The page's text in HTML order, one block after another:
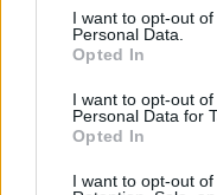
I want to opt-out
Personal Data.
Opted In
I want to opt-out
Personal Data for
Opted In
I want to opt-out of